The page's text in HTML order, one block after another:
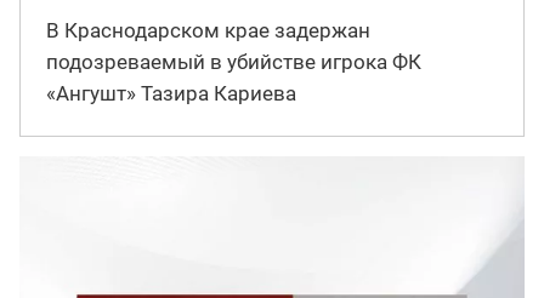
В Краснодарском крае задержан
подозреваемый в убийстве игрока ФК
«Ангушт» Тазира Кариева